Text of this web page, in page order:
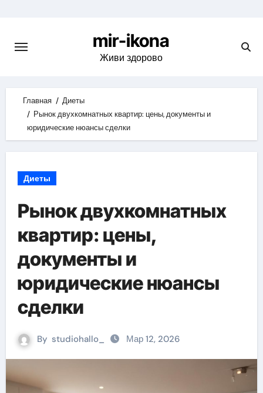
content
mir-ikona
Живи здорово
Главная
Диеты
Рынок двухкомнатных квартир: цены, документы и
юридические нюансы сделки
Диеты
Рынок двухкомнатных
квартир: цены,
документы и
юридические нюансы
сделки
By studiohallo_ Мар 12, 2026